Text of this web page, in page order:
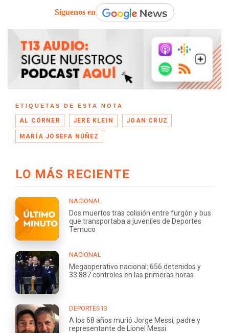
Síguenos en
ETIQUETAS DE ESTA NOTA
AL CÓRNER JERE KLEIN JOAN CRUZ
MARÍA JOSEFA NÚÑEZ
LO MÁS RECIENTE
NACIONAL
Dos muertos tras colisión entre furgón y bus
que transportaba a juveniles de Deportes
Temuco
NACIONAL
Megaoperativo nacional: 656 detenidos y
33.887 controles en las primeras horas
DEPORTES13
A los 68 años murió Jorge Messi, padre y
representante de Lionel Messi